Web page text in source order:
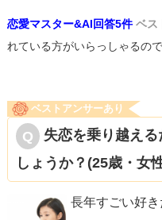
恋愛マスター&AI回答5件 ベス
れている方がいらっしゃるの
ベストアンサーあり
失恋を乗り越え
しょうか？(25歳・女性
長年すごい好